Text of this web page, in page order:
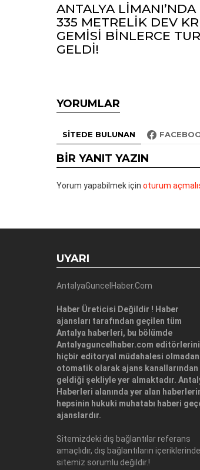
ANTALYA
335 METRELİK DEV
GEMİSİ BİNLERCE
GELDİ!
YORUMLAR
SITEDE BULUNAN
BIR YANIT YAZIN
Yorum yapabilmek için oturum
UYARI
AntalyaGuncelHaber.Com
Haber Üreticisi Değildir ! Haber
ajansları tarafından geçilen tüm
Antalya haberleri, bu bölümde
Antalyaguncelhaber.com
hiçbir editoryal müdahalesi olmadan
otomatik olarak ajans kanallarından
geldiği şekliyle yer almaktadır.
Haberleri alanında yer alan
hepsinin hukuki muhatabı haberi
ajanslardır.
Sitemizdeki dış bağlantılar referans
amaçlıdır, dış bağlantıların
sitemiz sorumlu değildir.!